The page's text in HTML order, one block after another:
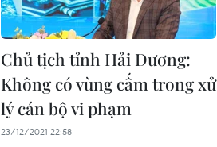
Chủ tịch tỉnh Hải Dương:
Không có vùng cấm trong xử
lý cán bộ vi phạm
23/12/2021 22:58